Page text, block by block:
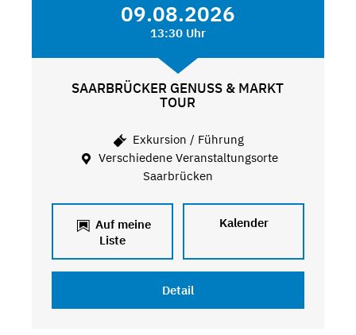
09.08.2026
13:30 Uhr
SAARBRÜCKER GENUSS & MARKT
TOUR
Exkursion / Führung
Verschiedene Veranstaltungsorte
Saarbrücken
Auf meine
Liste
Kalender
Detail